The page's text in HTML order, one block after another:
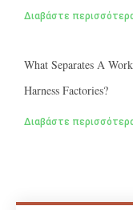
Διαβάστε
What Separates A
Harness Factories?
Διαβάστε